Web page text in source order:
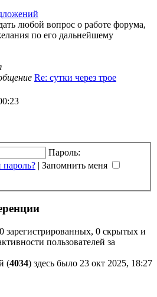
любой вопрос о работе форума,
по его дальнейшему
Re: сутки через трое
Пароль:
| Запомнить меня
зарегистрированных, 0 скрытых и
пользователей за
(4034) здесь было 23 окт 2025, 18:27